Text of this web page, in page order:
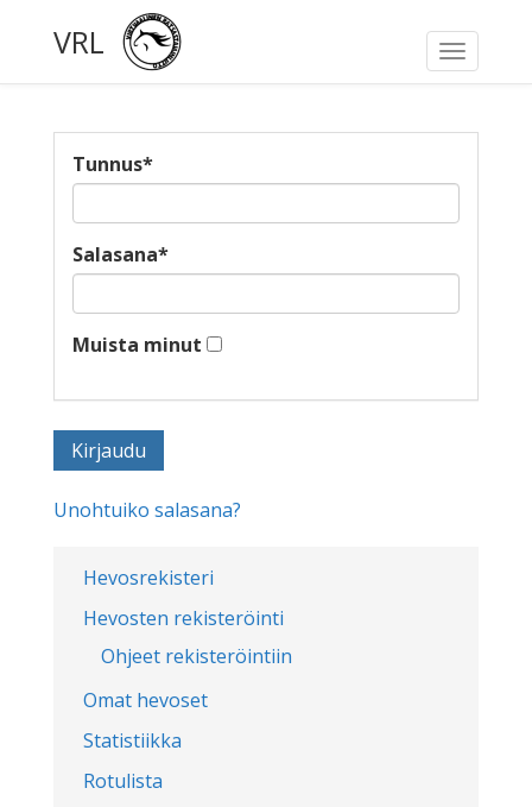
Toggle
VRL
Hevosrekisteri
Hevosten rekisteröinti
Ohjeet rekisteröintiin
Omat hevoset
Statistiikka
Rotulista
Tunnus*
Salasana*
Muista minut
Unohtuiko salasana?